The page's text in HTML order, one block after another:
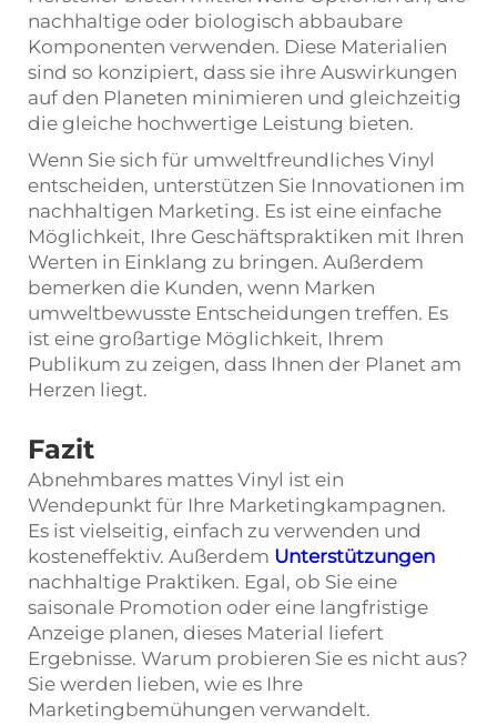
nachhaltige oder biologisch abbaubare
Komponenten verwenden. Diese Materialien
sind so konzipiert, dass sie ihre Auswirkungen
auf den Planeten minimieren und gleichzeitig
die gleiche hochwertige Leistung bieten.
Wenn Sie sich für umweltfreundliches Vinyl
entscheiden, unterstützen Sie Innovationen im
nachhaltigen Marketing. Es ist eine einfache
Möglichkeit, Ihre Geschäftspraktiken mit Ihren
Werten in Einklang zu bringen. Außerdem
bemerken die Kunden, wenn Marken
umweltbewusste Entscheidungen treffen. Es
ist eine großartige Möglichkeit, Ihrem
Publikum zu zeigen, dass Ihnen der Planet am
Herzen liegt.
Fazit
Abnehmbares mattes Vinyl ist ein
Wendepunkt für Ihre Marketingkampagnen.
Es ist vielseitig, einfach zu verwenden und
kosteneffektiv. Außerdem Unterstützungen
nachhaltige Praktiken. Egal, ob Sie eine
saisonale Promotion oder eine langfristige
Anzeige planen, dieses Material liefert
Ergebnisse. Warum probieren Sie es nicht aus?
Sie werden lieben, wie es Ihre
Marketingbemühungen verwandelt.